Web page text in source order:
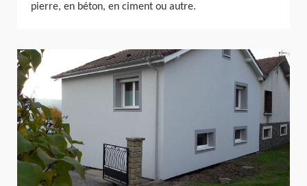
pierre, en béton, en ciment ou autre.